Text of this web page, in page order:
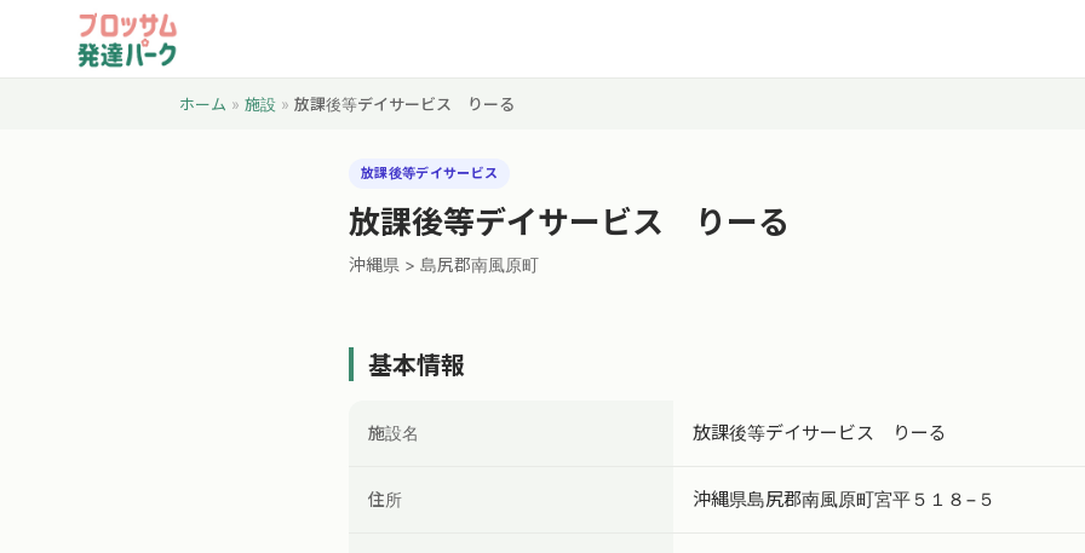
ホーム » 施設 » 放課後等デイサービス りーる
放課後等デイサービス
放課後等デイサービス りーる
沖縄県 > 島尻郡南風原町
基本情報
施設名 放課後等デイサービス りーる
住所 沖縄県島尻郡南風原町宮平５１８−５